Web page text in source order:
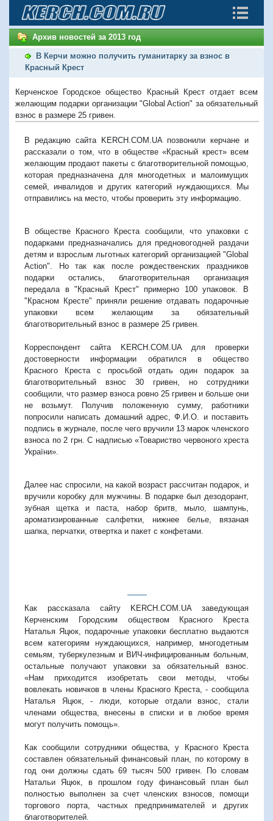
Архив новостей за 2013 год
В Керчи можно получить гуманитарку за взнос в
Красный Крест
Керченское Городское общество Красный Крест отдает всем
желающим подарки организации "Global Action" за обязательный
взнос в размере 25 гривен.
В редакцию сайта KERCH.COM.UA позвонили керчане и
рассказали о том, что в обществе «Красный крест» всем
желающим продают пакеты с благотворительной помощью,
которая предназначена для многодетных и малоимущих
семей, инвалидов и других категорий нуждающихся. Мы
отправились на место, чтобы проверить эту информацию.
В обществе Красного Креста сообщили, что упаковки с
подарками предназначались для предновогодней раздачи
детям и взрослым льготных категорий организацией "Global
Action". Но так как после рождественских праздников
подарки остались, благотворительная организация
передала в "Красный Крест" примерно 100 упаковок. В
"Красном Кресте" приняли решение отдавать подарочные
упаковки всем желающим за обязательный
благотворительный взнос в размере 25 гривен.
Корреспондент сайта KERCH.COM.UA для проверки
достоверности информации обратился в общество
Красного Креста с просьбой отдать один подарок за
благотворительный взнос 30 гривен, но сотрудники
сообщили, что размер взноса ровно 25 гривен и больше они
не возьмут. Получив положенную сумму, работники
попросили написать домашний адрес, Ф.И.О. и поставить
подпись в журнале, после чего вручили 13 марок членского
взноса по 2 грн. С надписью «Товариство червоного хреста
України».
Далее нас спросили, на какой возраст рассчитан подарок, и
вручили коробку для мужчины. В подарке был дезодорант,
зубная щетка и паста, набор бритв, мыло, шампунь,
ароматизированные салфетки, нижнее белье, вязаная
шапка, перчатки, отвертка и пакет с конфетами.
Как рассказала сайту KERCH.COM.UA заведующая
Керченским Городским обществом Красного Креста
Наталья Яцюк, подарочные упаковки бесплатно выдаются
всем категориям нуждающихся, например, многодетным
семьям, туберкулезным и ВИЧ-инфицированным больным,
остальные получают упаковки за обязательный взнос.
«Нам приходится изобретать свои методы, чтобы
вовлекать новичков в члены Красного Креста, - сообщила
Наталья Яцюк, - люди, которые отдали взнос, стали
членами общества, внесены в списки и в любое время
могут получить помощь».
Как сообщили сотрудники общества, у Красного Креста
составлен обязательный финансовый план, по которому в
год они должны сдать 69 тысяч 500 гривен. По словам
Натальи Яцюк, в прошлом году финансовый план был
полностью выполнен за счет членских взносов, помощи
торгового порта, частных предпринимателей и других
благотворителей.